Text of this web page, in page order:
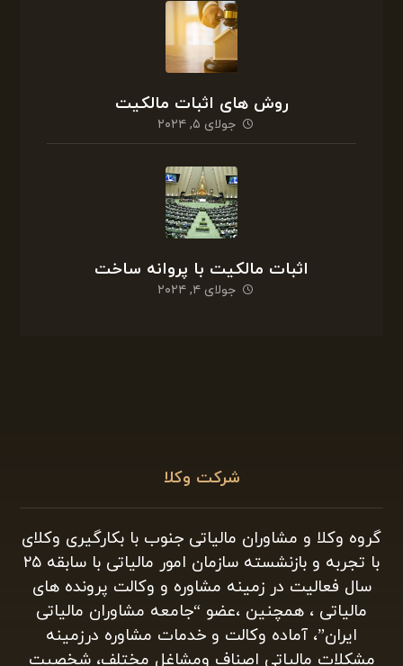
روش های اثبات مالکیت
جولای ۵, ۲۰۲۴
اثبات مالکیت با پروانه ساخت
جولای ۴, ۲۰۲۴
شرکت وکلا
گروه وکلا و مشاوران مالیاتی جنوب با بکارگیری وکلای
با تجربه و بازنشسته سازمان امور مالیاتی با سابقه ۲۵
سال فعالیت در زمینه مشاوره و وکالت پرونده های
مالیاتی ، همچنین ،عضو “جامعه مشاوران مالیاتی
ایران”، آماده وکالت و خدمات مشاوره درزمینه
مشکلات مالیاتی اصناف ومشاغل مختلف، شخصیت